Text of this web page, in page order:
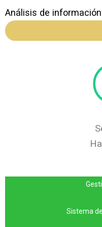
Análisis de información
Sistema